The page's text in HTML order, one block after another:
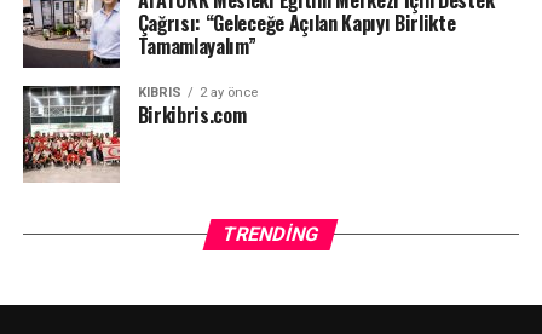
Çağrısı: “Geleceğe Açılan Kapıyı Birlikte
Tamamlayalım”
KIBRIS 2 ay önce
Birkibris.com
TRENDING